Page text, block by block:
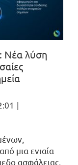
Νέα λύση
|
μια ενιαία
ασφάλειας,